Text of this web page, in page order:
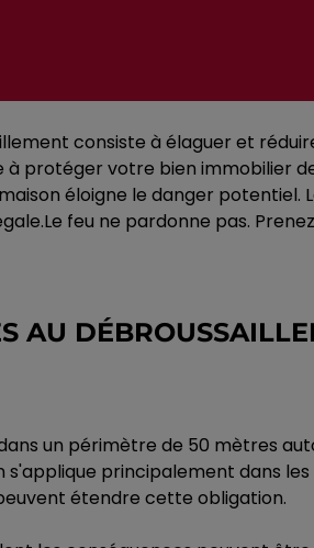
consiste à élaguer et
protéger votre bien immobilier
éloigne le danger
feu ne pardonne pas.
AU
un périmètre de 50 mètres
principalement dans
étendre cette obligation.